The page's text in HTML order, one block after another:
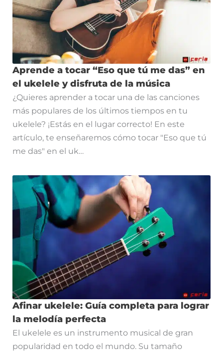
Aprende a tocar “Eso que tú me das” en
el ukelele y disfruta de la música
¿Quieres aprender a tocar una de las canciones
más populares de los últimos tiempos en tu
ukelele? ¡Estás en el lugar correcto! En este
artículo, te enseñaremos cómo tocar "Eso que tú
me das" en el uk…
Afinar ukelele: Guía completa para lograr
la melodía perfecta
El ukelele es un instrumento musical de gran
popularidad en todo el mundo. Su tamaño